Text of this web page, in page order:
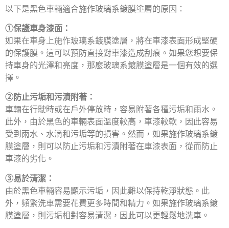
以下是黑色車輛適合施作玻璃系鍍膜塗層的原因：
①保護車身漆面：
如果在車身上施作玻璃系鍍膜塗層，將在車漆表面形成堅硬
的保護膜。這可以預防直接對車漆造成刮痕。如果您想要保
持車身的光澤和亮度，那麼玻璃系鍍膜塗層是一個有效的選
擇。
②防止污垢和污漬附著：
車輛在行駛時或在戶外停放時，容易附著各種污垢和雨水。
此外，由於黑色的車輛表面溫度較高，車漆較軟，因此容易
受到雨水、水滴和污垢等的損害。然而，如果施作玻璃系鍍
膜塗層，則可以防止污垢和污漬附著在車漆表面，從而防止
車漆的劣化。
③易於清潔：
由於黑色車輛容易顯示污垢，因此難以保持乾淨狀態。此
外，頻繁洗車需要花費更多時間和精力。如果施作玻璃系鍍
膜塗層，則污垢相對容易清潔，因此可以更輕鬆地洗車。